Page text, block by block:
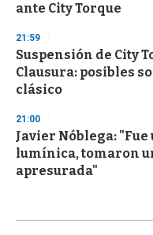
ante City Torque
21:59
Suspensión de City
Clausura: posibles
clásico
21:00
Javier Nóblega:
lumínica, tomaron
apresurada"